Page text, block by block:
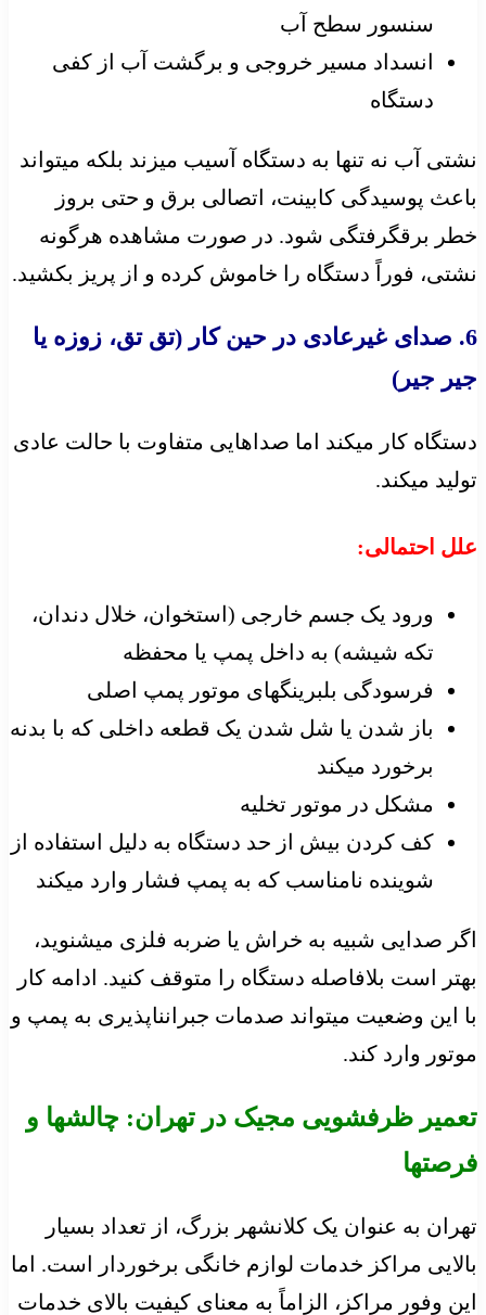
سنسور سطح آب
انسداد مسیر خروجی و برگشت آب از کفی
دستگاه
نشتی آب نه تنها به دستگاه آسیب میزند بلکه میتواند
باعث پوسیدگی کابینت، اتصالی برق و حتی بروز
خطر برقگرفتگی شود. در صورت مشاهده هرگونه
نشتی، فوراً دستگاه را خاموش کرده و از پریز بکشید.
6. صدای غیرعادی در حین کار (تق تق، زوزه یا
جیر جیر)
دستگاه کار میکند اما صداهایی متفاوت با حالت عادی
تولید میکند.
علل احتمالی:
ورود یک جسم خارجی (استخوان، خلال دندان،
تکه شیشه) به داخل پمپ یا محفظه
فرسودگی بلبرینگهای موتور پمپ اصلی
باز شدن یا شل شدن یک قطعه داخلی که با بدنه
برخورد میکند
مشکل در موتور تخلیه
کف کردن بیش از حد دستگاه به دلیل استفاده از
شوینده نامناسب که به پمپ فشار وارد میکند
اگر صدایی شبیه به خراش یا ضربه فلزی میشنوید،
بهتر است بلافاصله دستگاه را متوقف کنید. ادامه کار
با این وضعیت میتواند صدمات جبرانناپذیری به پمپ و
موتور وارد کند.
تعمیر ظرفشویی مجیک در تهران: چالشها و
فرصتها
تهران به عنوان یک کلانشهر بزرگ، از تعداد بسیار
بالایی مراکز خدمات لوازم خانگی برخوردار است. اما
این وفور مراکز، الزاماً به معنای کیفیت بالای خدمات